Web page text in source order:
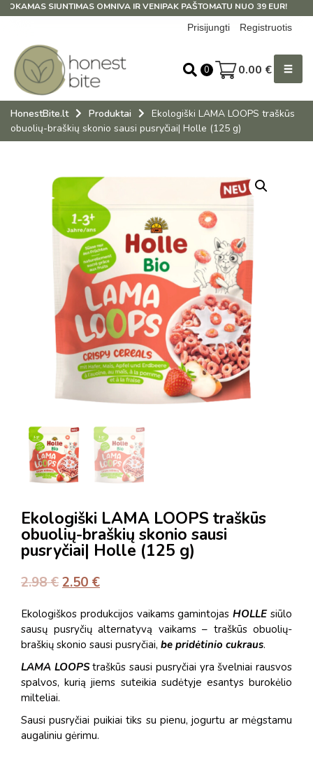
SIUNTIMAS OMNIVA IR VENIPAK PAŠTOMATU NUO 39 EUR!
Prisijungti
Registruotis
0 0.00 €
HonestBite.lt Produktai
Ekologiški LAMA LOOPS traškūs
obuolių-braškių skonio sausi pusryčiai| Holle (125 g)
Ekologiški LAMA LOOPS traškūs
obuolių-braškių skonio sausi
pusryčiai| Holle (125 g)
2.98€2.50€
Ekologiškos produkcijos vaikams gamintojasHOLLE siūlo
sausų pusryčių alternatyvą vaikams – traškūs obuolių-
braškių skonio sausi pusryčiai, be pridėtinio cukraus.
LAMA LOOPStraškūs sausi pusryčiai yra švelniai rausvos
spalvos, kurią jiems suteikia sudėtyje esantys burokėlio
milteliai.
Sausi pusryčiai puikiai tiks su pienu, jogurtu ar mėgstamu
augaliniu gėrimu.